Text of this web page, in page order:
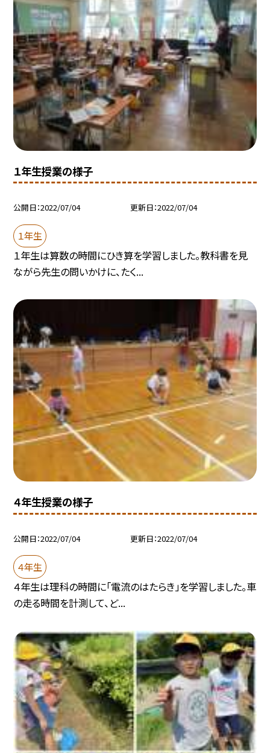
１年生授業の様子
公開日 2022/07/04 更新日 2022/07/04
１年生
１年生は算数の時間にひき算を学習しました。教科書を見
ながら先生の問いかけに、たく...
４年生授業の様子
公開日 2022/07/04 更新日 2022/07/04
４年生
４年生は理科の時間に「電流のはたらき」を学習しました。車
の走る時間を計測して、ど...